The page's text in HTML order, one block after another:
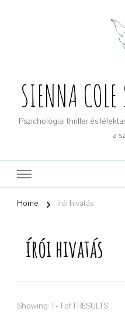
SIENNA
Pszichológiai thriller és
a
Home írói hivatás
írói hivatás
Showing: 1 - 1 of 1 RESULTS